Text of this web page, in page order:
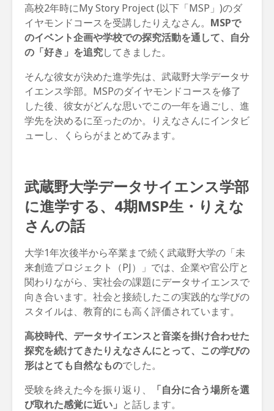
高校2年時にMy Story Project (以下「MSP」)のダ
イヤモンドコースを受講したりえなさん。 MSPで
のイベント企画や学校での探究活動を通して、自分
の「好き」を追究してきました。
そんな彼女が決めた進学先は、武蔵野大学データサ
イエンス学部。MSPのダイヤモンドコースを修了
した後、彼女がどんな思いでこの一年を過ごし、進
学先を決めるに至ったのか。りえなさんにインタビ
ューし、くららがまとめてみます。
武蔵野大学データサイエンス学部
に進学する、4期MSP生・りえな
さんの話
大学1年次後半から卒業まで続く武蔵野大学の「未
来創造プロジェクト（PJ）」では、企業や官公庁と
関わりながら、実社会の課題にデータサイエンスで
向き合います。社会と接続したこの実践的な学びの
スタイルは、教育的にも高く評価されています。
高校時代、データサイエンスと音楽を掛け合わせた
探究を続けてきたりえなさんにとって、この学びの
形はとても自然なものでした。
受験を終えた今を振り返り、
「自分に合う場所を選
び取れた感覚に近い」 と話します。